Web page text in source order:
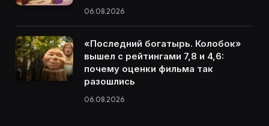
06.08.2026
«Последний богатырь. Колобок»
вышел с рейтингами 7,8 и 4,6:
почему оценки фильма так
разошлись
06.08.2026